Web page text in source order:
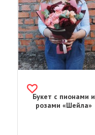
Букет с пионами и
розами «Шейла»